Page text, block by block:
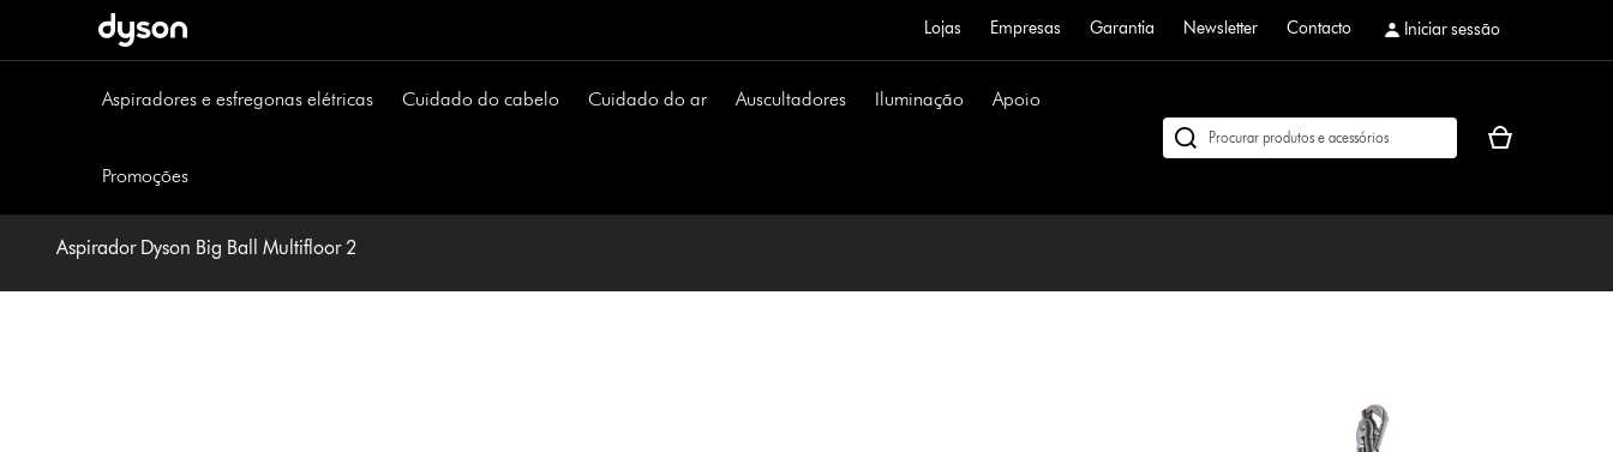
Lojas Empresas Garantia Newsletter Contacto Iniciar sessão
Aspiradores e esfregonas elétricas Cuidado do cabelo Cuidado do ar Auscultadores Iluminação Apoio
Promoções
Pesquisar
O
de
Aspirador Dyson Big Ball Multifloor 2